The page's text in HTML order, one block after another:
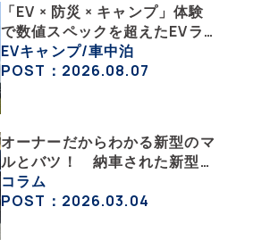
「EV × 防災 × キャンプ」体験
で数値スペックを超えたEVラ
イフの豊かさを実感【 EV
SUMMER CAMP 2026 】
EVキャンプ/車中泊
POST：2026.08.07
オーナーだからわかる新型のマ
ルとバツ！ 納車された新型を
旧型モデルＹと細部まで比べて
みた【テスラ沼にはまった大学
コラム
POST：2026.03.04